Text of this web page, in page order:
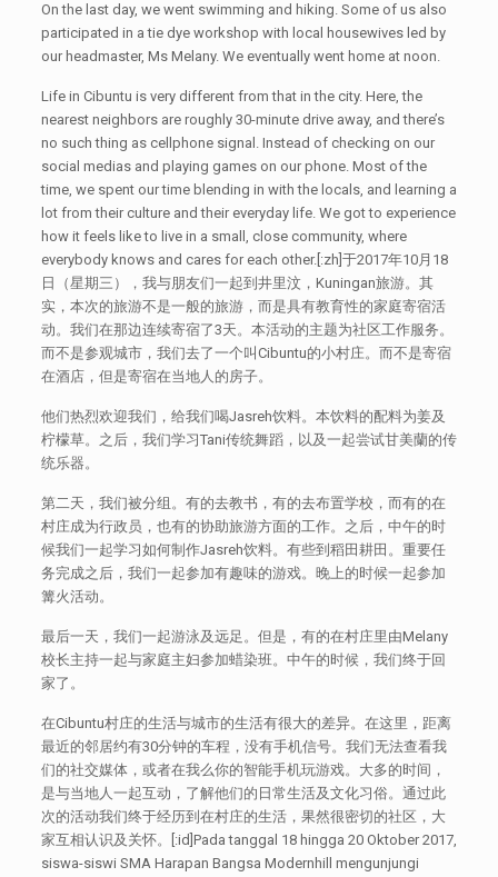
On the last day, we went swimming and hiking. Some of us also
participated in a tie dye workshop with local housewives led by
our headmaster, Ms Melany. We eventually went home at noon.
Life in Cibuntu is very different from that in the city. Here, the
nearest neighbors are roughly 30-minute drive away, and there’s
no such thing as cellphone signal. Instead of checking on our
social medias and playing games on our phone. Most of the
time, we spent our time blending in with the locals, and learning a
lot from their culture and their everyday life. We got to experience
how it feels like to live in a small, close community, where
everybody knows and cares for each other.[:zh]于2017年10月18
日（星期三），我与朋友们一起到井里汶，Kuningan旅游。其
实，本次的旅游不是一般的旅游，而是具有教育性的家庭寄宿活
动。我们在那边连续寄宿了3天。本活动的主题为社区工作服务。
而不是参观城市，我们去了一个叫Cibuntu的小村庄。而不是寄宿
在酒店，但是寄宿在当地人的房子。
他们热烈欢迎我们，给我们喝Jasreh饮料。本饮料的配料为姜及
柠檬草。之后，我们学习Tani传统舞蹈，以及一起尝试甘美蘭的传
统乐器。
第二天，我们被分组。有的去教书，有的去布置学校，而有的在
村庄成为行政员，也有的协助旅游方面的工作。之后，中午的时
候我们一起学习如何制作Jasreh饮料。有些到稻田耕田。重要任
务完成之后，我们一起参加有趣味的游戏。晚上的时候一起参加
篝火活动。
最后一天，我们一起游泳及远足。但是，有的在村庄里由Melany
校长主持一起与家庭主妇参加蜡染班。中午的时候，我们终于回
家了。
在Cibuntu村庄的生活与城市的生活有很大的差异。在这里，距离
最近的邻居约有30分钟的车程，没有手机信号。我们无法查看我
们的社交媒体，或者在我么你的智能手机玩游戏。大多的时间，
是与当地人一起互动，了解他们的日常生活及文化习俗。通过此
次的活动我们终于经历到在村庄的生活，果然很密切的社区，大
家互相认识及关怀。[:id]Pada tanggal 18 hingga 20 Oktober 2017,
siswa-siswi SMA Harapan Bangsa Modernhill mengunjungi